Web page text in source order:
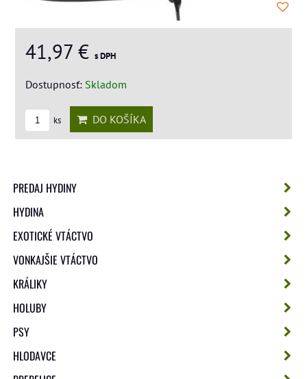
41,97 € s DPH
Dostupnosť: Skladom
ks DO KOŠÍKA
PREDAJ HYDINY
HYDINA
EXOTICKÉ VTÁCTVO
VONKAJŠIE VTÁCTVO
KRÁLIKY
HOLUBY
PSY
HLODAVCE